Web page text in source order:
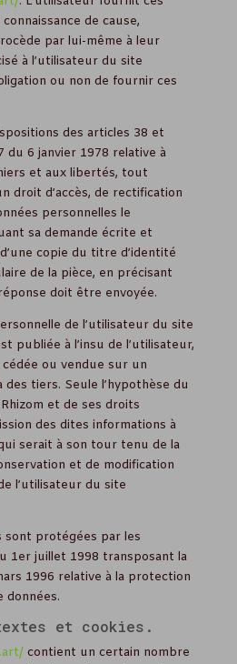
de cause,
par lui-même à leur
à l’utilisateur du site
ou non de fournir ces
des articles 38 et
du 6 janvier 1978 relative à
et aux libertés, tout
droit d’accès, de rectification
personnelles le
sa demande écrite et
copie du titre d’identité
de la pièce, en précisant
doit être envoyée.
de l’utilisateur du site
publiée à l’insu de l’utilisateur,
ou vendue sur un
tiers. Seule l’hypothèse du
et de ses droits
des dites informations à
serait à son tour tenu de la
et de modification
l’utilisateur du site
sont protégées par les
1er juillet 1998 transposant la
1996 relative à la protection
données.
et cookies.
contient un certain nombre